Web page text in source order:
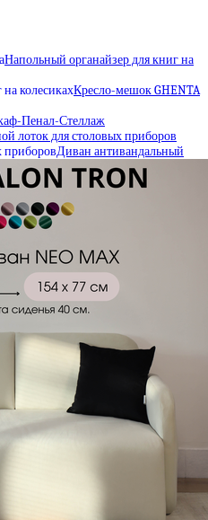
Напольный органайзер для книг на
Кресло-мешок GHENTA
Пенал-Стеллаж
лоток для столовых приборов
Диван антивандальный